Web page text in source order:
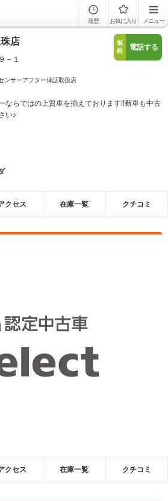
履歴 お気に入り メニュー
店
－１
無
料
電話する
ンサーアフター保証取扱店
ならではの上質車を揃えております!!新車も中古
い♪
クセス 在庫一覧 クチコミ
クセス 在庫一覧 クチコミ